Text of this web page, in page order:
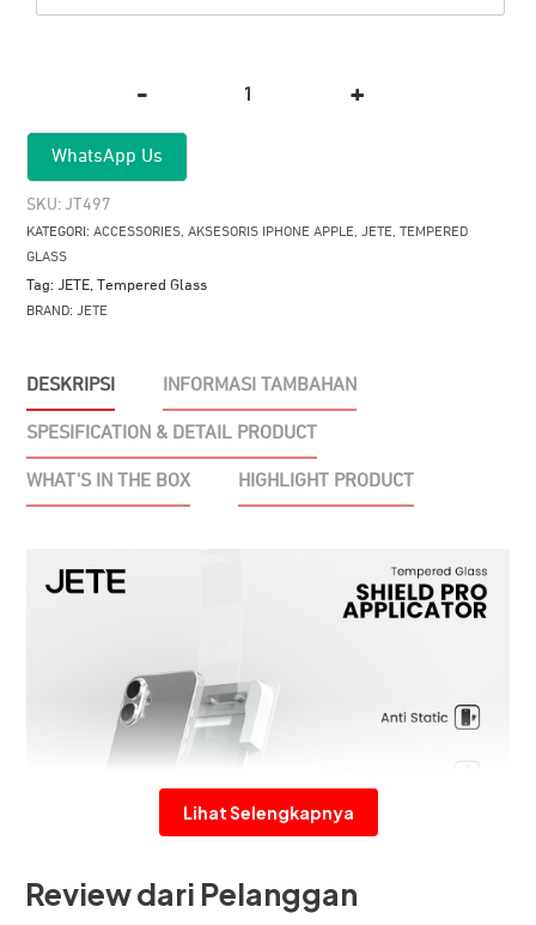
-
Tempered
Glass
Shield
Applicator
iPhone
16
Series
+
WhatsApp Us
SKU: JT497
KATEGORI: ACCESSORIES, AKSESORIS IPHONE APPLE, JETE,
TEMPERED
GLASS
Tag: JETE, Tempered Glass
BRAND: JETE
DESKRIPSI INFORMASI TAMBAHAN
SPESIFICATION & DETAIL PRODUCT
WHAT'S IN THE BOX HIGHLIGHT PRODUCT
Lihat Selengkapnya
Review dari Pelanggan